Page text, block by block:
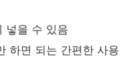
넣을 수 있음
하면 되는 간편한 사용